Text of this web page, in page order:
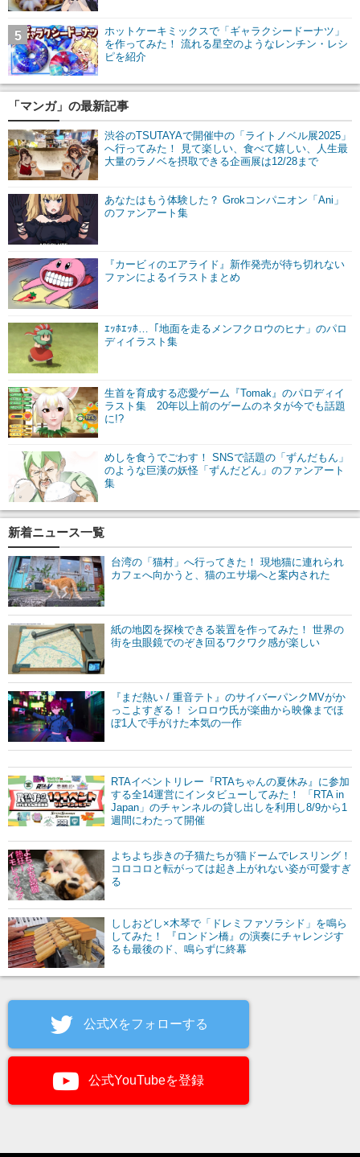
ホットケーキミックスで「ギャラクシードーナツ」
を作ってみた！ 流れる星空のようなレンチン・レシ
ピを紹介
5
「マンガ」の最新記事
渋谷のTSUTAYAで開催中の「ライトノベル展2025」
へ行ってみた！ 見て楽しい、食べて嬉しい、人生最
大量のラノベを摂取できる企画展は12/28まで
あなたはもう体験した？ Grokコンパニオン「Ani」
のファンアート集
『カービィのエアライド』新作発売が待ち切れない
ファンによるイラストまとめ
ｴｯﾎｴｯﾎ…「地面を走るメンフクロウのヒナ」のパロ
ディイラスト集
生首を育成する恋愛ゲーム『Tomak』のパロディイ
ラスト集 20年以上前のゲームのネタが今でも話題
に!?
めしを食うでごわす！ SNSで話題の「ずんだもん」
のような巨漢の妖怪「ずんだどん」のファンアート
集
新着ニュース一覧
台湾の「猫村」へ行ってきた！ 現地猫に連れられ
カフェへ向かうと、猫のエサ場へと案内された
紙の地図を探検できる装置を作ってみた！ 世界の
街を虫眼鏡でのぞき回るワクワク感が楽しい
『まだ熱い / 重音テト』のサイバーパンクMVがか
っこよすぎる！ シロロウ氏が楽曲から映像までほ
ぼ1人で手がけた本気の一作
RTAイベントリレー『RTAちゃんの夏休み』に参加
する全14運営にインタビューしてみた！ 「RTA in
Japan」のチャンネルの貸し出しを利用し8/9から1
週間にわたって開催
よちよち歩きの子猫たちが猫ドームでレスリング！
コロコロと転がっては起き上がれない姿が可愛すぎ
る
ししおどし×木琴で「ドレミファソラシド」を鳴ら
してみた！ 『ロンドン橋』の演奏にチャレンジす
るも最後のド、鳴らずに終幕
公式Xをフォローする
公式YouTubeを登録